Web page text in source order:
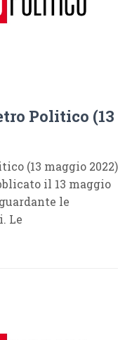
Politico (13
(13 maggio 2022)
il 13 maggio
le
Le